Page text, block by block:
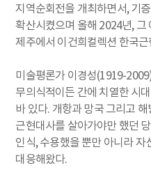
지역순회전을 개최하면서, 기
확산시켰으며 올해 2024년, 그
제주에서 이건희컬렉션 한국
미술평론가 이경성(1919-
무의식적이든 간에 치열한 시
바 있다. 개항과 망국 그리고
근현대사를 살아가야만 했던
인식, 수용했을 뿐만 아니라 자
대응해왔다.